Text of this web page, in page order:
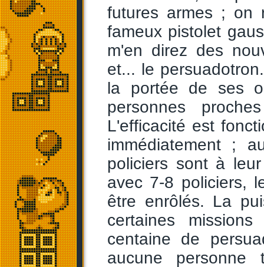
futures armes ; on
fameux pistolet
m'en direz des
et... le
la portée de ses
personnes
L'efficacité est
immédiatement ;
policiers sont à
avec 7-8 policiers,
être enrôlés. La
certaines
centaine de
aucune